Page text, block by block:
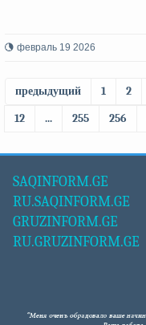
февраль 19 2026
предыдущий 1 2
12
... 255 256
SAQINFORM.GE
RU.SAQINFORM.GE
GRUZINFORM.GE
RU.GRUZINFORM.GE